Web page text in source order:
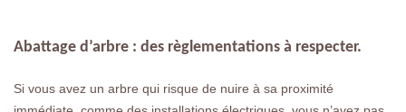
Abattage d’arbre : des règlementations à respecter.
Si vous avez un arbre qui risque de nuire à sa proximité